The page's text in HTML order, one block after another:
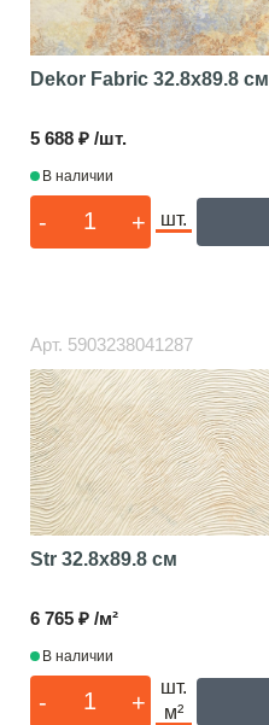
Dekor Fabric 32.8x89.8 см
5 688 ₽ /шт.
В наличии
- + шт.
Арт. 5903238041287
Str 32.8x89.8 см
6 765 ₽ /м²
В наличии
- +
шт.
м²